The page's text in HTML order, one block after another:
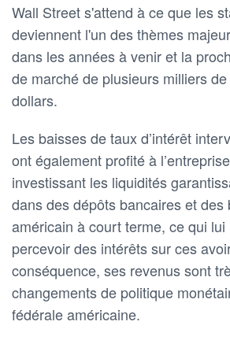
Wall Street s'attend à ce que les
deviennent l'un des thèmes
dans les années à venir et la
de marché de plusieurs milliers
dollars.
Les baisses de taux d’intérêt
ont également profité à
investissant les liquidités
dans des dépôts bancaires et des
américain à court terme, ce qui
percevoir des intérêts sur ces
conséquence, ses revenus sont
changements de politique
fédérale américaine.